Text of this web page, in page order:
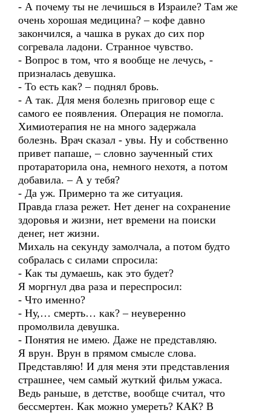
- А почему ты не лечишься в Израиле? Там же
очень хорошая медицина? – кофе давно
закончился, а чашка в руках до сих пор
согревала ладони. Странное чувство.
- Вопрос в том, что я вообще не лечусь, -
призналась девушка.
- То есть как? – поднял бровь.
- А так. Для меня болезнь приговор еще с
самого ее появления. Операция не помогла.
Химиотерапия не на много задержала
болезнь. Врач сказал - увы. Ну и собственно
привет папаше, – словно заученный стих
протараторила она, немного нехотя, а потом
добавила. – А у тебя?
- Да уж. Примерно та же ситуация.
Правда глаза режет. Нет денег на сохранение
здоровья и жизни, нет времени на поиски
денег, нет жизни.
Михаль на секунду замолчала, а потом будто
собралась с силами спросила:
- Как ты думаешь, как это будет?
Я моргнул два раза и переспросил:
- Что именно?
- Ну,… смерть… как? – неуверенно
промолвила девушка.
- Понятия не имею. Даже не представляю.
Я врун. Врун в прямом смысле слова.
Представляю! И для меня эти представления
страшнее, чем самый жуткий фильм ужаса.
Ведь раньше, в детстве, вообще считал, что
бессмертен. Как можно умереть? КАК? В